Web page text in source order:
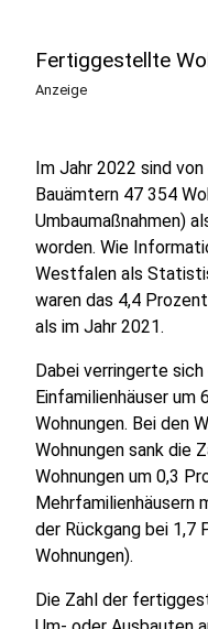
Fertiggestellte
Anzeige
Im Jahr 2022 sind
Bauämtern 47 354
Umbaumaßnahmen)
worden. Wie
Westfalen als
waren das 4,4
als im Jahr 2021.
Dabei verringerte
Einfamilienhäuser um
Wohnungen. Bei den
Wohnungen sank die
Wohnungen um 0,3
Mehrfamilienhäusern
der Rückgang bei
Wohnungen).
Die Zahl der